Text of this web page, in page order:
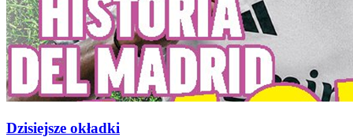
Dzisiejsze okładki